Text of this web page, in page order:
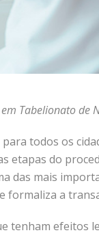
Tabelionato de
todos os
etapas do
das mais
formaliza a
tenham efeitos